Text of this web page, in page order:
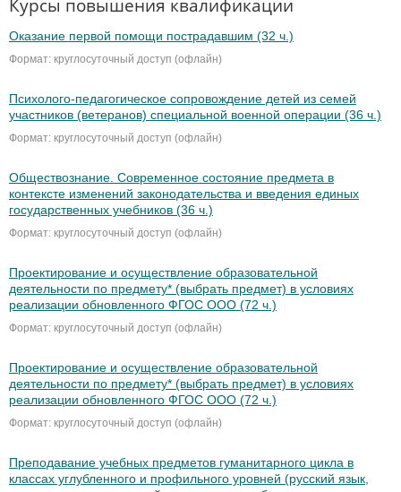
Курсы повышения квалификации
Оказание первой помощи пострадавшим (32 ч.)
Формат: круглосуточный доступ (офлайн)
Психолого-педагогическое сопровождение детей из семей
участников (ветеранов) специальной военной операции (36 ч.)
Формат: круглосуточный доступ (офлайн)
Обществознание. Современное состояние предмета в
контексте изменений законодательства и введения единых
государственных учебников (36 ч.)
Формат: круглосуточный доступ (офлайн)
Проектирование и осуществление образовательной
деятельности по предмету* (выбрать предмет) в условиях
реализации обновленного ФГОС ООО (72 ч.)
Формат: круглосуточный доступ (офлайн)
Проектирование и осуществление образовательной
деятельности по предмету* (выбрать предмет) в условиях
реализации обновленного ФГОС ООО (72 ч.)
Формат: круглосуточный доступ (офлайн)
Преподавание учебных предметов гуманитарного цикла в
классах углубленного и профильного уровней (русский язык,